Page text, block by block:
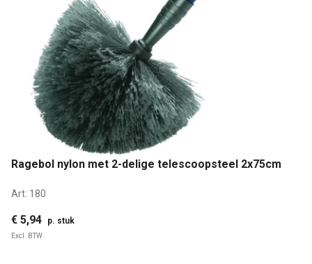
Ragebol nylon met 2-delige telescoopsteel 2x75cm
Art: 180
€ 5,94 p. stuk
Excl. BTW